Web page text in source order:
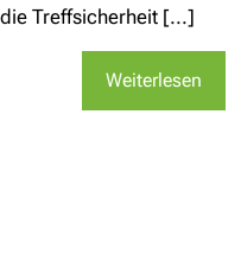
Treffsicherheit [...]
Weiterlesen